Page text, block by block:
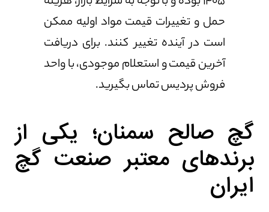
حمل و تغییرات قیمت مواد اولیه ممکن
است در آینده تغییر کنند. برای دریافت
آخرین قیمت و استعلام موجودی، با واحد
فروش پردیس تماس بگیرید.
گچ صالح سمنان؛ یکی از
برندهای معتبر صنعت گچ
ایران